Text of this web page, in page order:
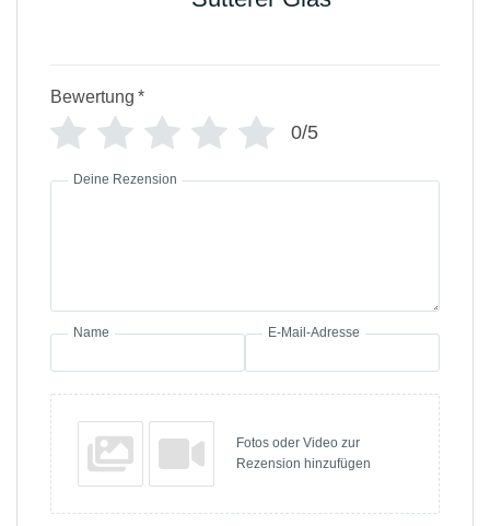
Bewertung *
0/5
Deine Rezension
Name E-Mail-Adresse
Fotos oder Video zur
Rezension hinzufügen